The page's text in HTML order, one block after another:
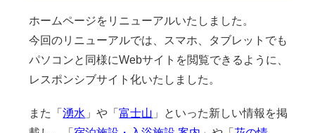
ホームページをリニューアルいたしました。
今回のリニューアルでは、スマホ、タブレットでも
パソコンと同様にWebサイトを閲覧できるように、
レスポンシブサイト化いたしました。
また「湧水 」や「富士山 」といった新しい情報を掲